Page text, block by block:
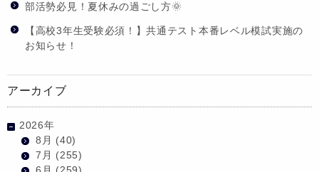
部活勢必見！夏休みの過ごし方🌞
【高校3年生受験必須！】共通テスト本番レベル模試実施の
お知らせ！
アーカイブ
2026年
8月 (40)
7月 (255)